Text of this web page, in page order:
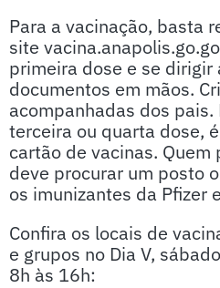
Para a vacinação, basta
site
primeira dose e se dirigir
documentos em mãos.
acompanhadas dos pais.
terceira ou quarta dose,
cartão de vacinas.
deve procurar um posto
os imunizantes da Pfizer
Confira os locais de
e grupos no Dia V,
8h às 16h: